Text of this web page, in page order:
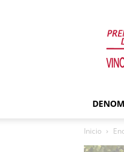
Inicio